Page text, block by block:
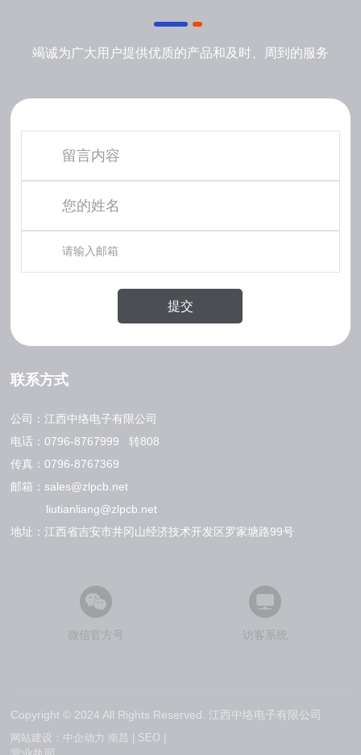
竭诚为广大用户提供优质的产品和及时、周到的服务
提交
联系方式
公司：江西中络电子有限公司
电话：0796-8767999 转808
传真：0796-8767369
邮箱：sales@zlpcb.net
liutianliang@zlpcb.net
地址：江西省吉安市井冈山经济技术开发区罗家塘路99号
微信官方号 访客系统
Copyright © 2024 All Rights Reserved. 江西中络电子有限公司
网站建设：中企动力 南昌 SEO